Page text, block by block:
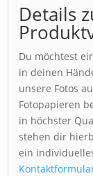
Details
Du möchtest
in deinen
unsere Fotos
Fotopapieren
in höchster
stehen dir
ein